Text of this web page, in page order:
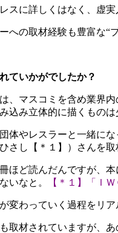
スに詳しくはなく、虚
への取材経験も豊富な“
ていかがでしたか？
、マスコミを含め業界
込み立体的に描くもの
やレスラーと一緒にな
さし【＊１】）さんを
ほど読んだんですが、
いなと。
【＊１】「Ｉ
変わっていく過程をリア
取材されていますが、